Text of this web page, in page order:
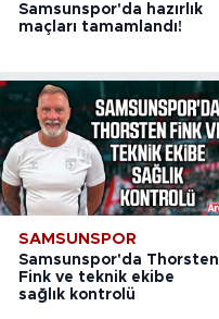
Samsunspor'da hazırlık
maçları tamamlandı!
SAMSUNSPOR
Samsunspor'da Thorsten
Fink ve teknik ekibe
sağlık kontrolü